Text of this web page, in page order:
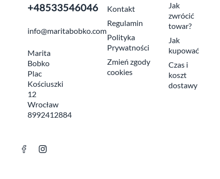
+48533546046
info@maritabobko.com
Marita
Bobko
Plac
Kościuszki
12
Wrocław
8992412884
Kontakt
Regulamin
Polityka
Prywatności
Zmień zgody
cookies
Jak
zwrócić
towar?
Jak
kupować
Czas i
koszt
dostawy